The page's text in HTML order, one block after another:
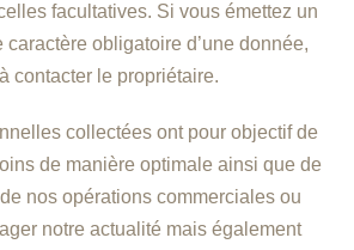
facultatives. Si vous émettez un
obligatoire d’une donnée,
contacter le propriétaire.
collectées ont pour objectif de
de manière optimale ainsi que de
nos opérations commerciales ou
notre actualité mais également